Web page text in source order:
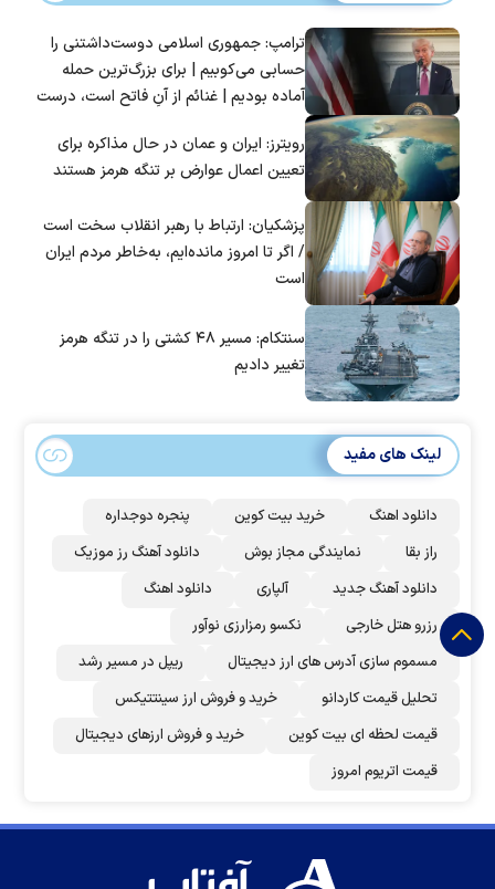
ترامپ: جمهوری اسلامی دوست‌داشتنی را
حسابی می‌کوبیم | برای بزرگ‌ترین حمله
آماده بودیم | غنائم از آنِ فاتح است، درست
رویترز: ایران و عمان در حال مذاکره برای
تعیین اعمال عوارض بر تنگه هرمز هستند
پزشکیان: ارتباط با رهبر انقلاب سخت است
/ اگر تا امروز مانده‌ایم، به‌خاطر مردم ایران
است
سنتکام: مسیر ۴۸ کشتی را در تنگه هرمز
تغییر دادیم
لینک های مفید
دانلود اهنگ خرید بیت کوین
پنجره دوجداره
راز بقا
نمایندگی مجاز بوش
دانلود آهنگ رز‌ موزیک
دانلود آهنگ جدید
آلپاری
دانلود اهنگ
رزرو هتل خارجی
نکسو رمزارزی نوآور
مسموم سازی آدرس های ارز دیجیتال
ریپل در مسیر رشد
تحلیل قیمت کاردانو
خرید و فروش ارز سینتتیکس
قیمت لحظه ای بیت کوین
خرید و فروش ارزهای دیجیتال
قیمت اتریوم امروز